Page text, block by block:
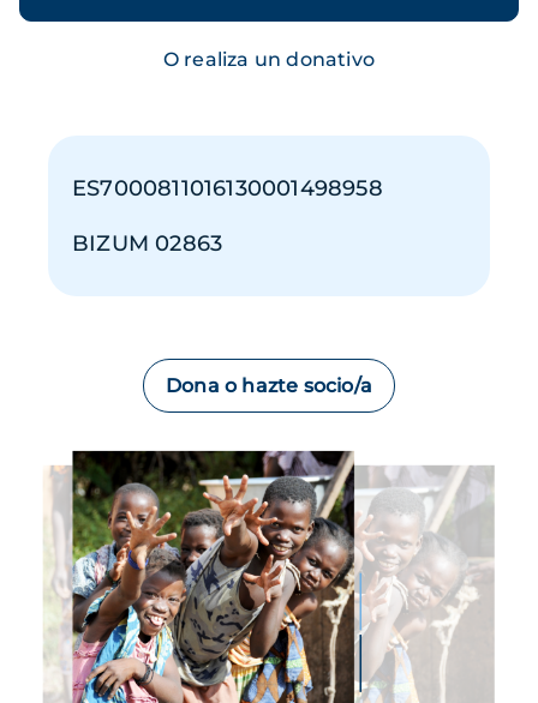
O realiza un donativo
ES7000811016130001498958
BIZUM 02863
Dona o hazte socio/a
Imagen